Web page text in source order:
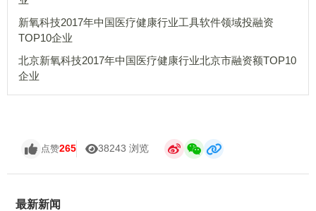
新氧科技2017年中国医疗健康行业工具软件领域投融资
TOP10企业
北京新氧科技2017年中国医疗健康行业北京市融资额TOP10
企业
点赞265 38243 浏览
最新新闻